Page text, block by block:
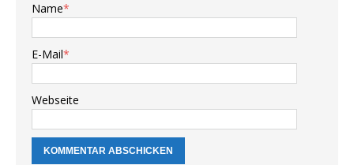
Name*
E-Mail*
Webseite